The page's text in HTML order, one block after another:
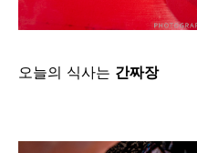
오늘의 식사는 간짜장